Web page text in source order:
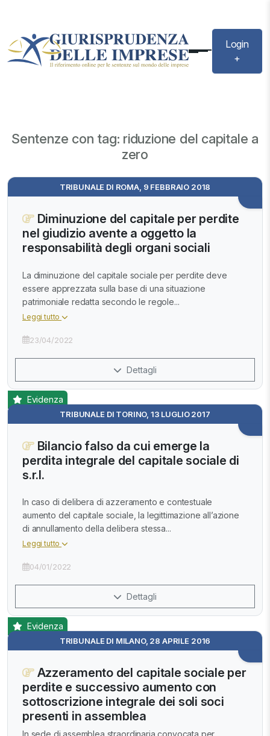
Login
+
Sentenze con tag: riduzione del capitale a
zero
TRIBUNALE DI ROMA, 9 FEBBRAIO 2018
Diminuzione del capitale per perdite
nel giudizio avente a oggetto la
responsabilità degli organi sociali
La diminuzione del capitale sociale per perdite deve
essere apprezzata sulla base di una situazione
patrimoniale redatta secondo le regole...
Leggi tutto
23/04/2022
Dettagli
TRIBUNALE DI TORINO, 13 LUGLIO 2017
Evidenza
Bilancio falso da cui emerge la
perdita integrale del capitale sociale di
s.r.l.
In caso di delibera di azzeramento e contestuale
aumento del capitale sociale, la legittimazione all’azione
di annullamento della delibera stessa...
Leggi tutto
04/01/2022
Dettagli
TRIBUNALE DI MILANO, 28 APRILE 2016
Evidenza
Azzeramento del capitale sociale per
perdite e successivo aumento con
sottoscrizione integrale dei soli soci
presenti in assemblea